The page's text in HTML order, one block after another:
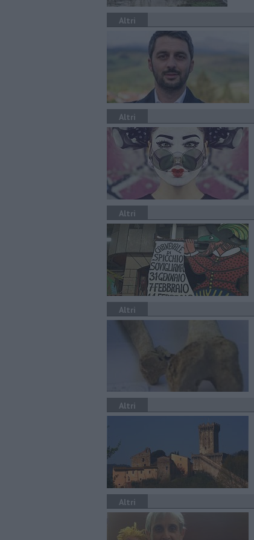
Altri
Altri
Altri
Altri
Altri
Altri